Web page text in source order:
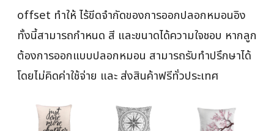
offset ทำให้ ไร้ขีดจำกัดของการออกปลอกหมอนอิง
ทั้งนี้สามารถกำหนด สี และขนาดได้ความใจชอบ หากลูก
ต้องการออกแบบปลอกหมอน สามารถรับทำปรึกษาได้
โดยไม่คิดค่าใช้จ่าย และ ส่งสินค้าฟรีทั่วประเทศ